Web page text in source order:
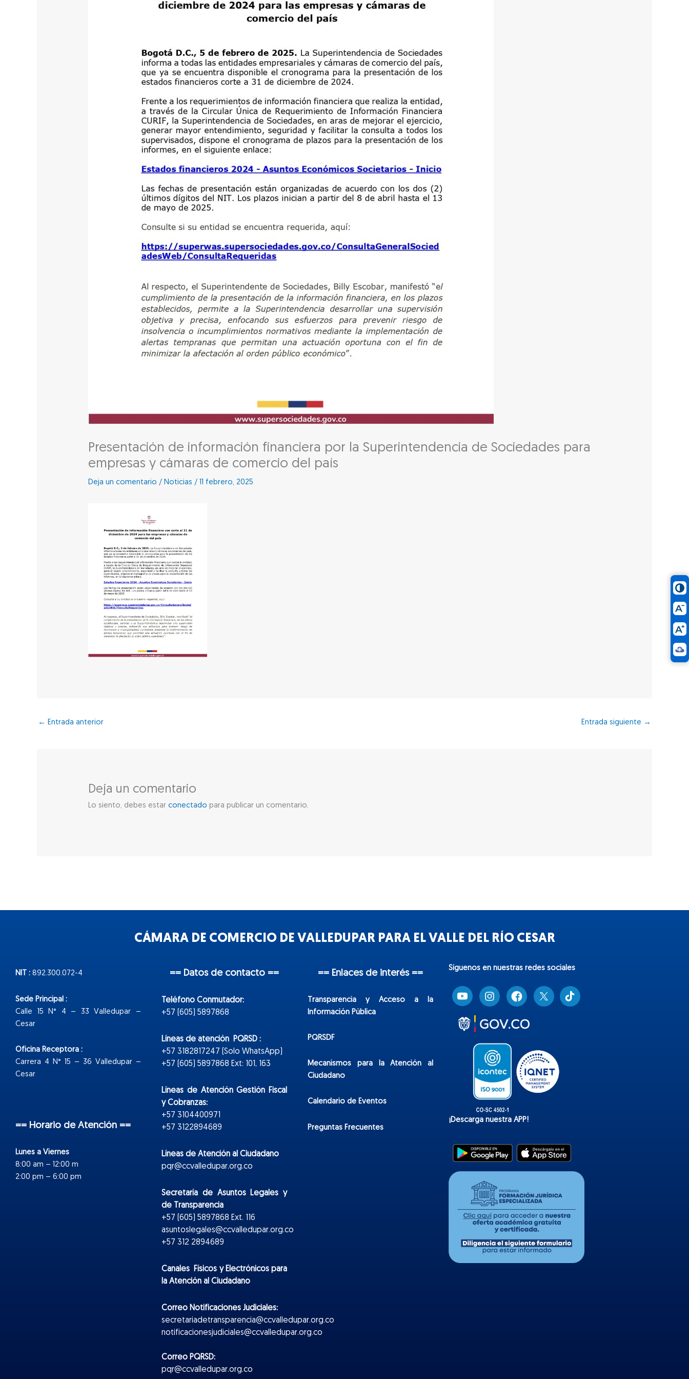
Presentación de información financiera por la Superintendencia de Sociedades para
empresas y cámaras de comercio del país
Deja un comentario / Noticias /11 febrero, 2025
← Entrada anterior Entrada siguiente →
Deja un comentario
Lo siento, debes estarconectado para publicar un comentario.
CÁMARA DE COMERCIO DE VALLEDUPAR PARA EL VALLE DEL RÍO CESAR
NIT : 892.300.072-4
Sede Principal :
Calle 15 N° 4 – 33 Valledupar –
Cesar
Oficina Receptora :
Carrera 4 N° 15 – 36 Valledupar –
Cesar
== Horario de Atención ==
Lunes a Viernes
8:00 am – 12:00 m
2:00 pm – 6:00 pm
== Datos de contacto ==
Teléfono Conmutador:
+57 (605) 5897868
Líneas de atención PQRSD :
+57 3182817247 (Solo WhatsApp)
+57 (605) 5897868 Ext: 101, 163
Líneas de Atención Gestión Fiscal
y Cobranzas:
+57 3104400971
+57 3122894689
Líneas de Atención al Ciudadano
pqr@ccvalledupar.org.co
Secretaría de Asuntos Legales y
de Transparencia
+57 (605) 5897868 Ext. 116
asuntoslegales@ccvalledupar.org.co
+57 312 2894689
Canales Físicos yElectrónicospara
la Atención al Ciudadano
Correo Notificaciones Judiciales:
secretariadetransparencia@ccvalledupar.org.co
notificacionesjudiciales@ccvalledupar.org.co
Correo PQRSD:
pqr@ccvalledupar.org.co
== Enlaces de interés ==
Transparencia y Acceso a la
Información Pública
PQRSDF
Mecanismos para la Atención al
Ciudadano
Calendario de Eventos
Preguntas Frecuentes
Síguenos en nuestras redes sociales
T
i
k
¡Descarga nuestra APP!